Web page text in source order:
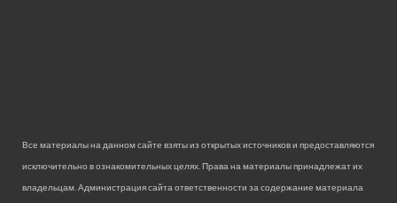
Все материалы на данном сайте взяты из открытых источников и предоставляются
исключительно в ознакомительных целях. Права на материалы принадлежат их
владельцам. Администрация сайта ответственности за содержание материала